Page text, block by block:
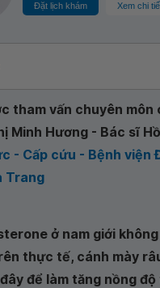
Đặt lịch khám Xem chi
tham vấn chuyên môn
Minh Hương - Bác sĩ
- Cấp cứu - Bệnh viện
Trang
ở nam giới
thực tế, cánh mày
để làm tăng nồng